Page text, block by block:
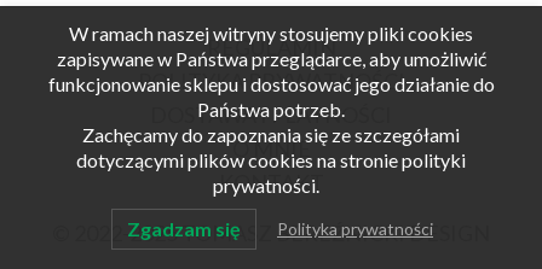
REGULAMIN
POLITYKA PRYWATNOŚCI
DOSTAWA I PŁATNOŚCI
O MNIE
KONTAKT
© 2022-2025TOMASZ BEREŹNICKI DESIGN
W ramach naszej witryny stosujemy pliki cookies
zapisywane w Państwa przeglądarce, aby umożliwić
funkcjonowanie sklepu i dostosować jego działanie do
Państwa potrzeb.
Zachęcamy do zapoznania się ze szczegółami
dotyczącymi plików cookies na stronie polityki
prywatności.
Zgadzam się
Polityka prywatności